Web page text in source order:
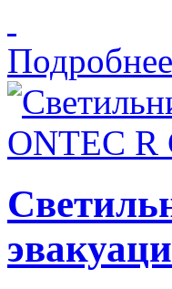
Подробнее